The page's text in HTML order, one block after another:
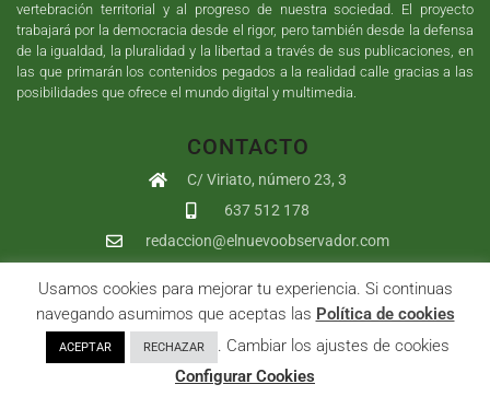
vertebración territorial y al progreso de nuestra sociedad. El proyecto
trabajará por la democracia desde el rigor, pero también desde la defensa
de la igualdad, la pluralidad y la libertad a través de sus publicaciones, en
las que primarán los contenidos pegados a la realidad calle gracias a las
posibilidades que ofrece el mundo digital y multimedia.
CONTACTO
C/ Viriato, número 23, 3
637 512 178
redaccion@elnuevoobservador.com
Copyright ©2026 El Nuevo Observador | Sumurdigital Diseño web
yDesarrollo| All Rights Reserved |
Privacidad|Política de cookies|User
Usamos cookies para mejorar tu experiencia. Si continuas
navegando asumimos que aceptas las Política de cookies
ACEPTAR RECHAZAR
. Cambiar los ajustes de cookies
Configurar Cookies